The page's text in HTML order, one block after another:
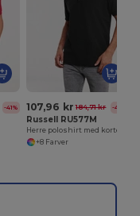
-41% 107,96 kr 184,71 kr -42%
Russell RU577M
+8 Farver